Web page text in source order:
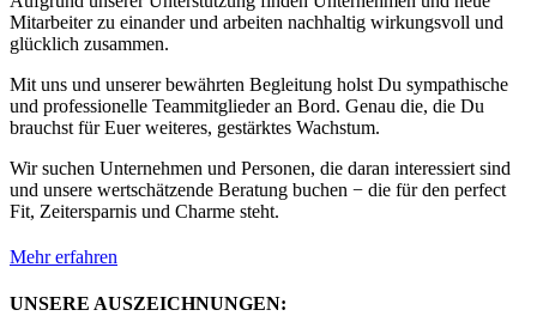
Mitarbeiter zu einander und arbeiten nachhaltig wirkungsvoll und
glücklich zusammen.
Mit uns und unserer bewährten Begleitung holst Du sympathische
und professionelle Teammitglieder an Bord. Genau die, die Du
brauchst für Euer weiteres, gestärktes Wachstum.
Wir suchen Unternehmen und Personen, die daran interessiert sind
und unsere wertschätzende Beratung buchen − die für den perfect
Fit, Zeitersparnis und Charme steht.
Mehr erfahren
UNSERE AUSZEICHNUNGEN: